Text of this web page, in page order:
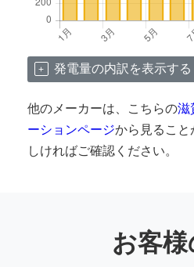
発電量の内訳を表示する
他のメーカーは、こちらの滋
ーションページから見ること
しければご確認ください。
お客